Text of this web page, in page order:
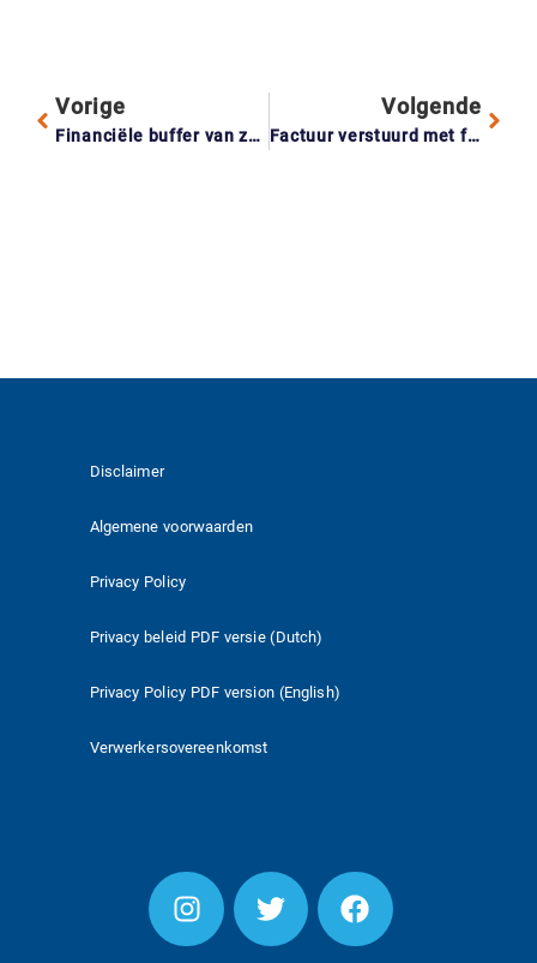
Vorige
Financiële buffer van zes maanden: zo bereid je je voor op fulltime ondernemen
Volgende
Factuur verstuurd met fout? Zo corrigeer je het zonder gedoe
Disclaimer
Algemene voorwaarden
Privacy Policy
Privacy beleid PDF versie (Dutch)
Privacy Policy PDF version (English)
Verwerkersovereenkomst